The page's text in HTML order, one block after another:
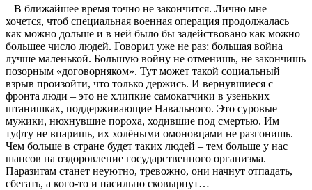
– В ближайшее время точно не закончится. Лично мне
хочется, чтоб специальная военная операция продолжалась
как можно дольше и в ней было бы задействовано как можно
большее число людей. Говорил уже не раз: большая война
лучше маленькой. Большую войну не отменишь, не закончишь
позорным «договорняком». Тут может такой социальный
взрыв произойти, что только держись. И вернувшиеся с
фронта люди – это не хлипкие самокатчики в узеньких
штанишках, поддерживающие Навального. Это суровые
мужики, нюхнувшие пороха, ходившие под смертью. Им
туфту не впаришь, их холёными омоновцами не разгонишь.
Чем больше в стране будет таких людей – тем больше у нас
шансов на оздоровление государственного организма.
Паразитам станет неуютно, тревожно, они начнут отпадать,
сбегать, а кого-то и насильно сковырнут…